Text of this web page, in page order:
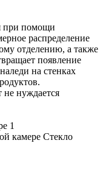
при помощи
распределение
отделению, а также
появление
на стенках
нуждается
1
камере Стекло